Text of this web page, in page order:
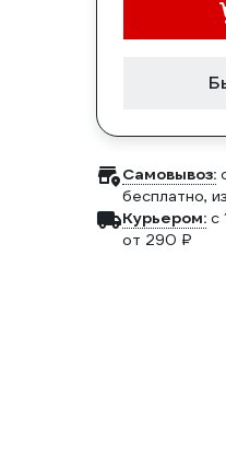
Самовывоз:
бесплатно,
Курьером: c
от 290 ₽